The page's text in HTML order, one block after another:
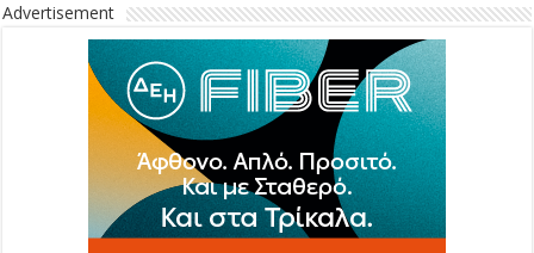
Advertisement